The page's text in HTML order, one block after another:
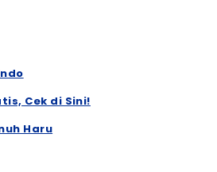
Cek di Sini!
Haru